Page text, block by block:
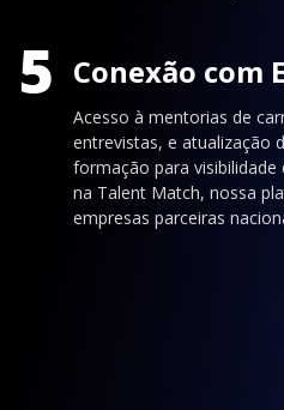
5 Conexão com
Acesso à mentorias de
entrevistas, e atualização
formação para
na Talent Match, nossa
empresas parceiras